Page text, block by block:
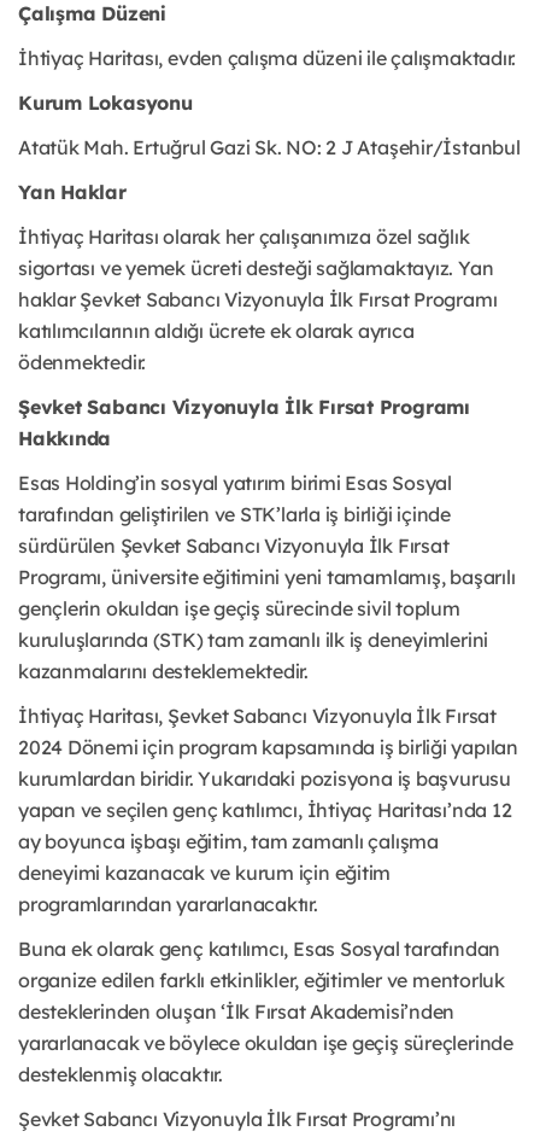
Çalışma Düzeni
İhtiyaç Haritası, evden çalışma düzeni ile çalışmaktadır.
Kurum Lokasyonu
Atatük Mah. Ertuğrul Gazi Sk. NO: 2 J Ataşehir/İstanbul
Yan Haklar
İhtiyaç Haritası olarak her çalışanımıza özel sağlık
sigortası ve yemek ücreti desteği sağlamaktayız. Yan
haklar Şevket Sabancı Vizyonuyla İlk Fırsat Programı
katılımcılarının aldığı ücrete ek olarak ayrıca
ödenmektedir.
Şevket Sabancı Vizyonuyla İlk Fırsat Programı
Hakkında
Esas Holding’in sosyal yatırım birimi Esas Sosyal
tarafından geliştirilen ve STK’larla iş birliği içinde
sürdürülen Şevket Sabancı Vizyonuyla İlk Fırsat
Programı, üniversite eğitimini yeni tamamlamış, başarılı
gençlerin okuldan işe geçiş sürecinde sivil toplum
kuruluşlarında (STK) tam zamanlı ilk iş deneyimlerini
kazanmalarını desteklemektedir.
İhtiyaç Haritası, Şevket Sabancı Vizyonuyla İlk Fırsat
2024 Dönemi için program kapsamında iş birliği yapılan
kurumlardan biridir. Yukarıdaki pozisyona iş başvurusu
yapan ve seçilen genç katılımcı, İhtiyaç Haritası’nda 12
ay boyunca işbaşı eğitim, tam zamanlı çalışma
deneyimi kazanacak ve kurum için eğitim
programlarından yararlanacaktır.
Buna ek olarak genç katılımcı, Esas Sosyal tarafından
organize edilen farklı etkinlikler, eğitimler ve mentorluk
desteklerinden oluşan ‘İlk Fırsat Akademisi’nden
yararlanacak ve böylece okuldan işe geçiş süreçlerinde
desteklenmiş olacaktır.
Şevket Sabancı Vizyonuyla İlk Fırsat Programı’nı